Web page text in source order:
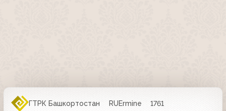
ГТРК Башкортостан RUErmine
1761